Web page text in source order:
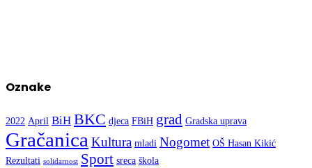
Oznake
2022 April BiH BKC djeca FBiH grad Gradska uprava
GračanicaKultura mladi Nogomet OŠ Hasan Kikić
Rezultati solidarnost Sport sreca škola